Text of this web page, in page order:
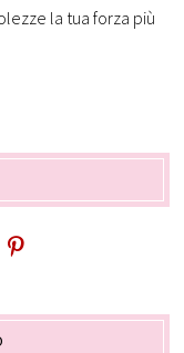
la tua forza più